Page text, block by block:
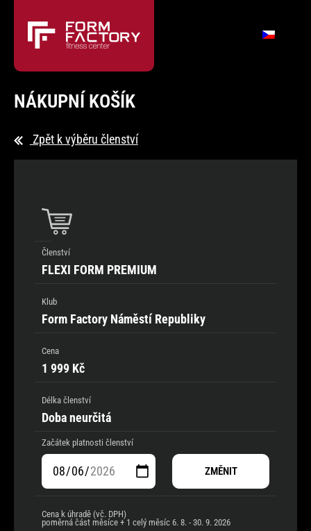
NÁKUPNÍ KOŠÍK
Zpět k výběru členství
Členství
FLEXI FORM PREMIUM
Klub
Form Factory Náměstí Republiky
Cena
1 999 Kč
Délka členství
Doba neurčitá
Začátek platnosti členství
ZMĚNIT
Cena k úhradě (vč. DPH)
poměrná část měsíce + 1 celý měsíc 6. 8. - 30. 9. 2026